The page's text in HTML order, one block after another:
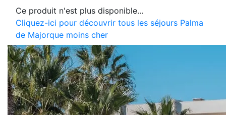
Ce produit n'est plus disponible...
Cliquez-ici pour découvrir tous les séjours Palma
de Majorque moins cher